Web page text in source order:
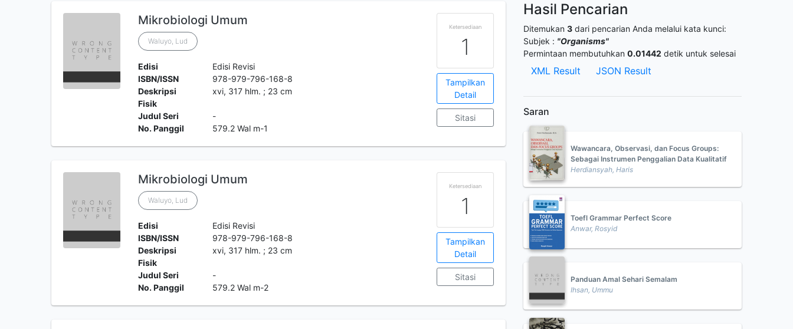
Mikrobiologi Umum
Waluyo, Lud
Edisi
Edisi Revisi
ISBN/ISSN
978-979-796-168-8
Deskripsi
Fisik
xvi, 317 hlm. ; 23 cm
Judul Seri
-
No. Panggil
579.2 Wal m-1
Ketersediaan
1
Tampilkan
Detail
Sitasi
Mikrobiologi Umum
Waluyo, Lud
Edisi
Edisi Revisi
ISBN/ISSN
978-979-796-168-8
Deskripsi
Fisik
xvi, 317 hlm. ; 23 cm
Judul Seri
-
No. Panggil
579.2 Wal m-2
Ketersediaan
1
Tampilkan
Detail
Sitasi
Hasil Pencarian
Ditemukan 3 dari pencarian Anda melalui kata kunci:
Subjek : "Organisms"
Permintaan membutuhkan 0.01442 detik untuk selesai
XML Result JSON Result
Saran
Wawancara, Observasi, dan Focus Groups:
Sebagai Instrumen Penggalian Data Kualitatif
Herdiansyah, Haris
Toefl Grammar Perfect Score
Anwar, Rosyid
Panduan Amal Sehari Semalam
Ihsan, Ummu